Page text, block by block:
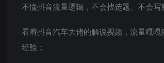
不懂抖音流量逻辑，不会找选题、不会
看着抖音汽车大佬的解说视频，流量嘎
经验；